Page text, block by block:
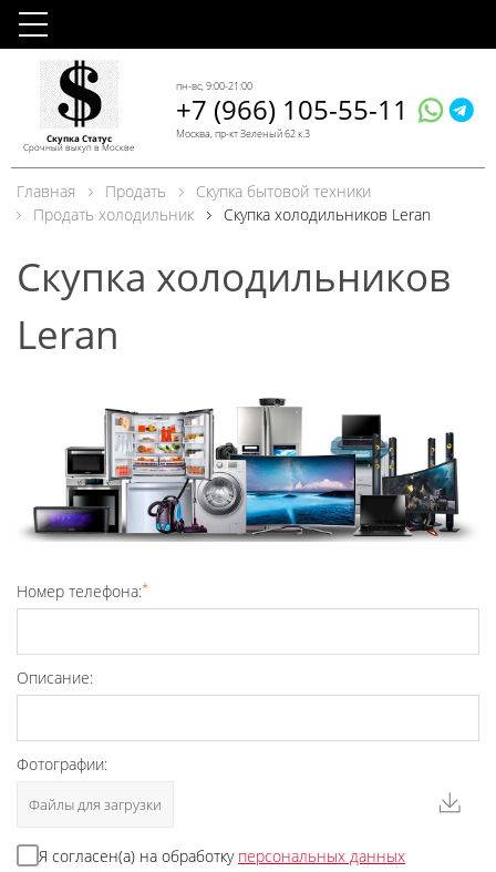
Скупка Статус
Срочный выкуп в Москве
пн-вс, 9:00-21:00
+7 (966) 105-55-11
Москва, пр-кт Зеленый 62 к.3
Главная Продать
Скупка бытовой техники
Продать холодильник
Скупка холодильников Leran
Скупка холодильников
Leran
Номер телефона:*
Описание:
Фотографии:
Файлы для загрузки
Я согласен(а) на обработку персональных данных